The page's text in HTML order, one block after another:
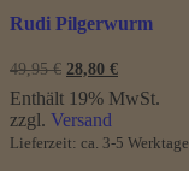
Rudi Pilgerwurm
49,95€ Ursprünglicher
Preis
war:
49,95 €
28,80 €Aktueller
Preis
ist:
Enthält 19% MwSt.
zzgl. Versand
Lieferzeit: ca. 3-5 Werktage